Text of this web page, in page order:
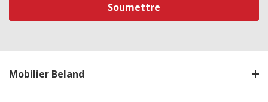
Mobilier Beland